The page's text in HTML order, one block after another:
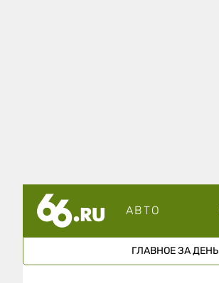
АВТО
ГЛАВНОЕ ЗА ДЕНЬ